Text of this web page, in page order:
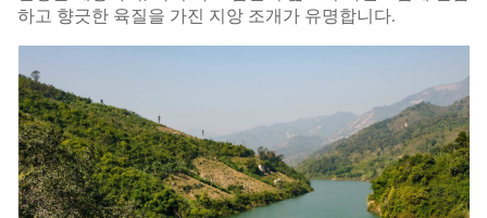
하고 향긋한 육질을 가진 지앙 조개가 유명합니다.